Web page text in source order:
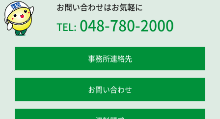
お問い合わせはお気軽に
TEL: 048-780-2000
事務所連絡先
お問い合わせ